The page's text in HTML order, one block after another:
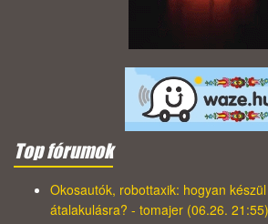
Top fórumok
Okosautók, robottaxik: hogyan
átalakulásra? - tomajer (06.26. 21:55)